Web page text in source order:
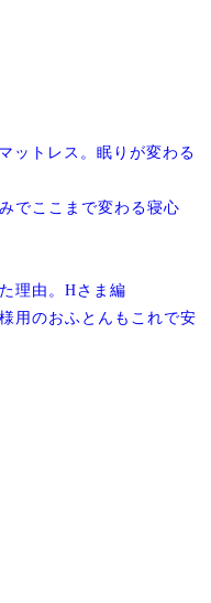
ットレス。眠りが変わる
でここまで変わる寝心
理由。Hさま編
用のおふとんもこれで安